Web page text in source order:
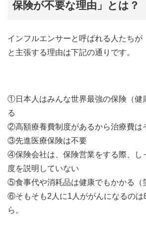
保険が不要な理由」とは？
インフルエンサーと呼ばれる人たちが
と主張する理由は下記の通りです。
①日本人はみんな世界最強の保険（健
る
②高額療養費制度があるから治療費は
③先進医療保険は不要
④保険会社は、保険営業をする際、し
度を説明していない
⑤食事代や消耗品は健康でもかかる（
⑥そもそも2人に1人ががんになるのは
ら。